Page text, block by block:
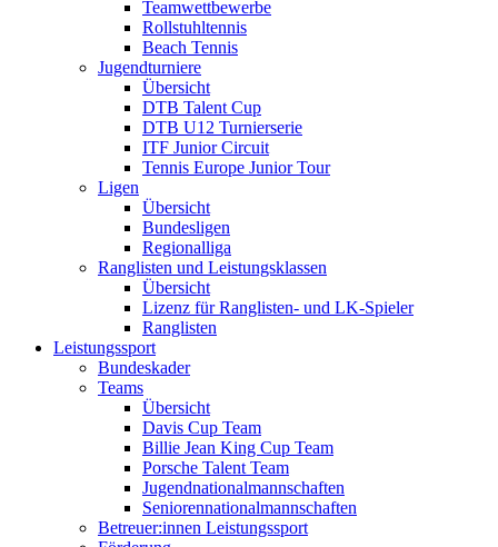
Teamwettbewerbe
Rollstuhltennis
Beach Tennis
Jugendturniere
Übersicht
DTB Talent Cup
DTB U12 Turnierserie
ITF Junior Circuit
Tennis Europe Junior Tour
Ligen
Übersicht
Bundesligen
Regionalliga
Ranglisten und Leistungsklassen
Übersicht
Lizenz für Ranglisten- und LK-Spieler
Ranglisten
Leistungssport
Bundeskader
Teams
Übersicht
Davis Cup Team
Billie Jean King Cup Team
Porsche Talent Team
Jugendnationalmannschaften
Seniorennationalmannschaften
Betreuer:innen Leistungssport